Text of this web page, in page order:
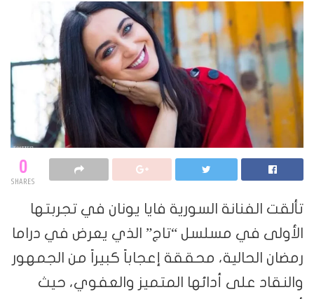
0
SHARES
تألقت الفنانة السورية فايا يونان في تجربتها
الأولى في مسلسل “تاج” الذي يعرض في دراما
رمضان الحالية، محققة إعجاباً كبيراً من الجمهور
والنقاد على أدائها المتميز والعفوي، حيث